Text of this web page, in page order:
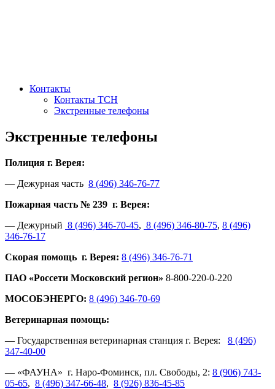
Контакты
Контакты ТСН
Экстренные телефоны
Экстренные телефоны
Полиция г. Верея:
— Дежурная часть 8 (496) 346-76-77
Пожарная часть № 239 г. Верея:
— Дежурный 8 (496) 346-70-45, 8 (496) 346-80-75, 8 (496)
346-76-17
Скорая помощь г. Верея: 8 (496) 346-76-71
ПАО «Россети Московский регион» 8-800-220-0-220
МОСОБЭНЕРГО: 8 (496) 346-70-69
Ветеринарная помощь:
— Государственная ветеринарная станция г. Верея: 8 (496)
347-40-00
— «ФАУНА» г. Наро-Фоминск, пл. Свободы, 2: 8 (906) 743-
05-65, 8 (496) 347-66-48, 8 (926) 836-45-85